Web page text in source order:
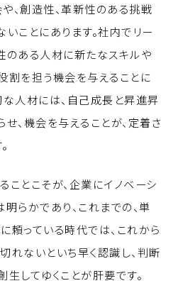
、創造性、革新性のある挑戦
ことにあります。社内でリー
のある人材に新たなスキルや
割を担う機会を与えることに
な人材には、自己成長と昇進昇
、機会を与えることが、定着さ
とこそが、企業にイノベーシ
らかであり、これまでの、単
頼っている時代では、これから
れないといち早く認識し、判断
してゆくことが肝要です。